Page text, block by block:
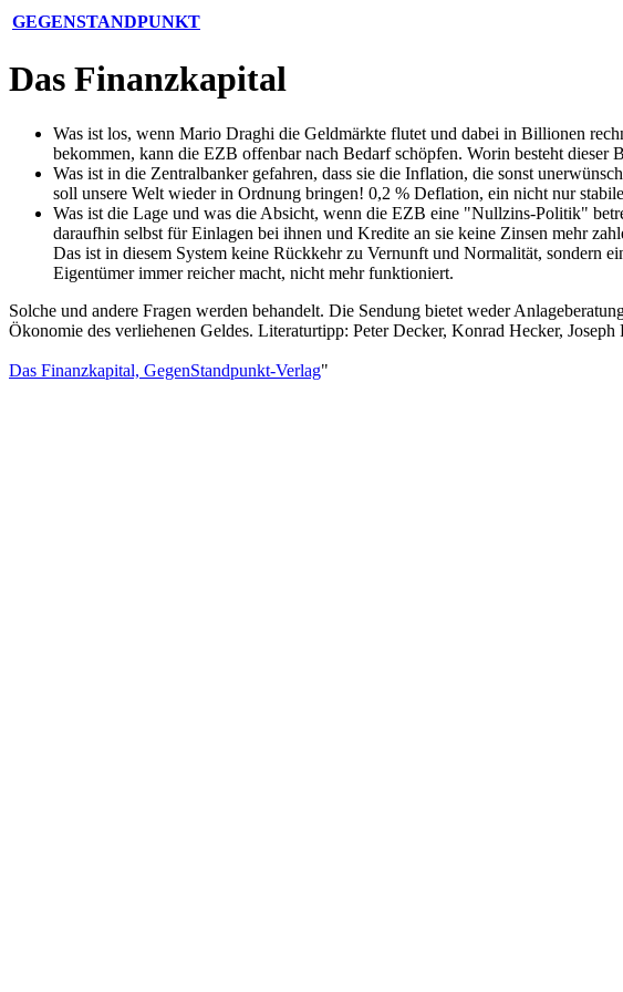
GEGENSTANDPUNKT
Das Finanzkapital
Was ist los, wenn Mario Draghi die Geldmärkte flutet und dabei in Billionen
bekommen, kann die EZB offenbar nach Bedarf schöpfen. Worin besteht dieser
Was ist in die Zentralbanker gefahren, dass sie die Inflation, die sonst
soll unsere Welt wieder in Ordnung bringen! 0,2 % Deflation, ein nicht nur
Was ist die Lage und was die Absicht, wenn die EZB eine "Nullzins-Politik"
daraufhin selbst für Einlagen bei ihnen und Kredite an sie keine Zinsen mehr
Das ist in diesem System keine Rückkehr zu Vernunft und Normalität, sondern
Eigentümer immer reicher macht, nicht mehr funktioniert.
Solche und andere Fragen werden behandelt. Die Sendung bietet weder
Ökonomie des verliehenen Geldes. Literaturtipp: Peter Decker, Konrad Hecker,
Das Finanzkapital, GegenStandpunkt-Verlag"